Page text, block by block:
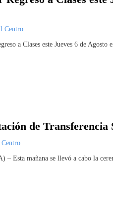
Centro
a Clases este Jueves 6 de Agosto
de Transferencia
Esta mañana se llevó a cabo la